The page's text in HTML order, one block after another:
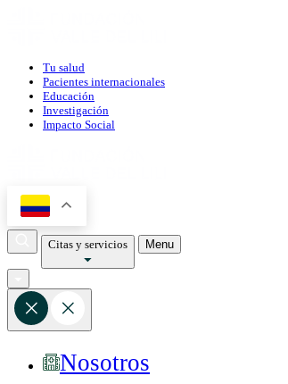
Tu salud
Pacientes internacionales
Educación
Investigación
Impacto Social
Citas y servicios Menu
Nosotros